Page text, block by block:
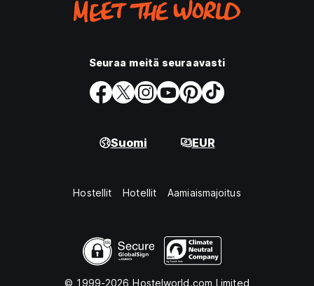
Seuraa meitä seuraavasti
Suomi EUR
Hostellit Hotellit Aamiaismajoitus
© 1999-2026 Hostelworld.com Limited